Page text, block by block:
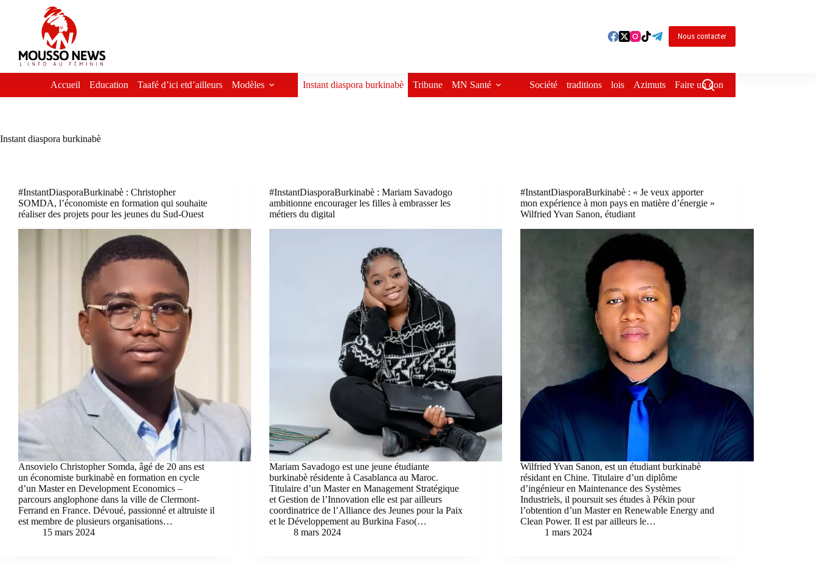
Nous contacter
Accueil Education Taafé d’ici etd’ailleurs Modèles Instant diaspora burkinabè Tribune MN Santé Société traditions lois Azimuts Faire un don
Instant diaspora burkinabè
#InstantDiasporaBurkinabè : Christopher
SOMDA, l’économiste en formation qui souhaite
réaliser des projets pour les jeunes du Sud-Ouest
Ansovielo Christopher Somda, âgé de 20 ans est
un économiste burkinabè en formation en cycle
d’un Master en Development Economics –
parcours anglophone dans la ville de Clermont-
Ferrand en France. Dévoué, passionné et altruiste il
est membre de plusieurs organisations…
15 mars 2024
#InstantDiasporaBurkinabè : Mariam Savadogo
ambitionne encourager les filles à embrasser les
métiers du digital
Mariam Savadogo est une jeune étudiante
burkinabè résidente à Casablanca au Maroc.
Titulaire d’un Master en Management Stratégique
et Gestion de l’Innovation elle est par ailleurs
coordinatrice de l’Alliance des Jeunes pour la Paix
et le Développement au Burkina Faso(…
8 mars 2024
#InstantDiasporaBurkinabè : « Je veux apporter
mon expérience à mon pays en matière d’énergie »
Wilfried Yvan Sanon, étudiant
Wilfried Yvan Sanon, est un étudiant burkinabè
résidant en Chine. Titulaire d’un diplôme
d’ingénieur en Maintenance des Systèmes
Industriels, il poursuit ses études à Pékin pour
l’obtention d’un Master en Renewable Energy and
Clean Power. Il est par ailleurs le…
1 mars 2024